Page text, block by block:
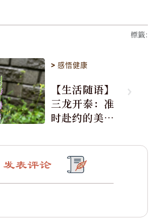
標籤:
>感悟健康
【生活随语】
三龙开泰：准
时赴约的美丽
发表评论